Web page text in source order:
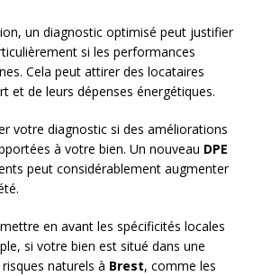
un diagnostic optimisé peut justifier
si les performances
Cela peut attirer des locataires
et de leurs dépenses énergétiques.
votre diagnostic si des améliorations
à votre bien. Un nouveau DPE
peut considérablement augmenter
en avant les spécificités locales
si votre bien est situé dans une
naturels à Brest, comme les